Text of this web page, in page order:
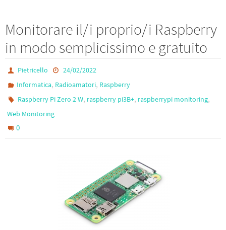
o
o
k
er
gr
a
m
ail
e
Monitorare il/i proprio/i Raspberry
in modo semplicissimo e gratuito
Pietricello
24/02/2022
Informatica, Radioamatori, Raspberry
Raspberry Pi Zero 2 W, raspberry pi3B+, raspberrypi monitoring,
Web Monitoring
0